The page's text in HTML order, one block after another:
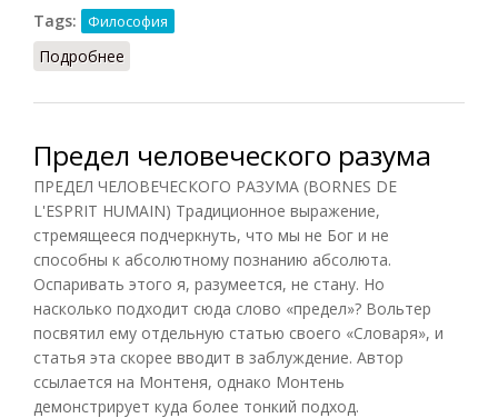
Tags:
Философия
Подробнее
Предел человеческого разума
ПРЕДЕЛ ЧЕЛОВЕЧЕСКОГО РАЗУМА (BORNES DE
L'ESPRIT HUMAIN) Традиционное выражение,
стремящееся подчеркнуть, что мы не Бог и не
способны к абсолютному познанию абсолюта.
Оспаривать этого я, разумеется, не стану. Но
насколько подходит сюда слово «предел»? Вольтер
посвятил ему отдельную статью своего «Словаря», и
статья эта скорее вводит в заблуждение. Автор
ссылается на Монтеня, однако Монтень
демонстрирует куда более тонкий подход.